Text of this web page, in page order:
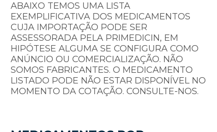
ABAIXO TEMOS UMA LISTA
EXEMPLIFICATIVA DOS MEDICAMENTOS
CUJA IMPORTAÇÃO PODE SER
ASSESSORADA PELA PRIMEDICIN, EM
HIPÓTESE ALGUMA SE CONFIGURA COMO
ANÚNCIO OU COMERCIALIZAÇÃO. NÃO
SOMOS FABRICANTES. O MEDICAMENTO
LISTADO PODE NÃO ESTAR DISPONÍVEL NO
MOMENTO DA COTAÇÃO. CONSULTE-NOS.